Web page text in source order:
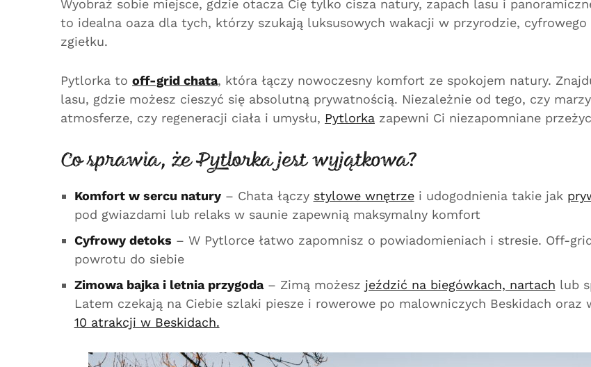
Wyobraź sobie miejsce, gdzie otacza Cię tylko cisza natury, zapach lasu i
to idealna oaza dla tych, którzy szukają luksusowych wakacji w przyrodzie,
zgiełku.
Pytlorka to off-grid chata, która łączy nowoczesny komfort ze spokojem natury.
lasu, gdzie możesz cieszyć się absolutną prywatnością. Niezależnie od tego, czy
atmosferze, czy regeneracji ciała i umysłu, Pytlorka zapewni Ci niezapomniane
Co sprawia, że Pytlorka jest wyjątkowa?
Komfort w sercu natury– Chata łączy stylowe wnętrzei udogodnienia takie jak
pod gwiazdami lub relaks w saunie zapewnią maksymalny komfort
Cyfrowy detoks – W Pytlorce łatwo zapomnisz o powiadomieniach i stresie. Off-
powrotu do siebie
Zimowa bajka i letnia przygoda– Zimą możesz jeździć na biegówkach, nartach lub
Latem czekają na Ciebie szlaki piesze i rowerowe po malowniczych Beskidach
10 atrakcji w Beskidach.